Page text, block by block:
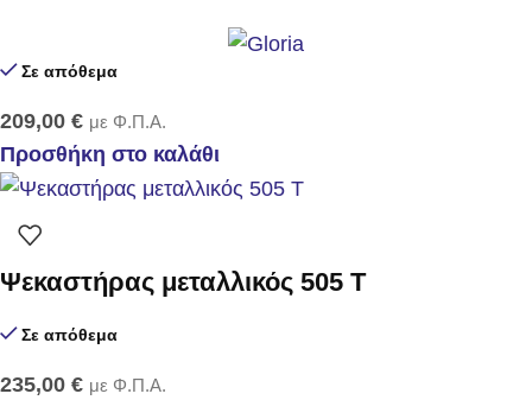
Σε απόθεμα
209,00 € με Φ.Π.Α.
Προσθήκη στο καλάθι
Ψεκαστήρας μεταλλικός 505 T
Σε απόθεμα
235,00 € με Φ.Π.Α.